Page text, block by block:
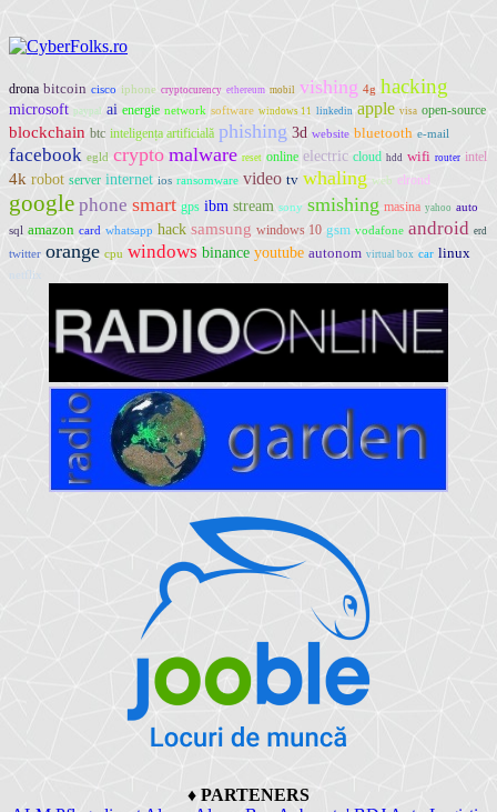
drona bitcoin cisco iphone cryptocurency ethereum mobil vishing 4g hacking
microsoft paypal ai energie network software windows 11 linkedin apple visa open-source
blockchain btc inteligența artificială phishing 3d website bluetooth e-mail
facebook egld crypto malware reset online electric cloud hdd wifi router intel
4k robot server internet ios ransomware video tv whaling web elrond
google phone smart gps ibm stream sony smishing masina yahoo auto
sql amazon card whatsapp hack samsung windows 10 gsm vodafone android erd
twitter orange cpu windows binance youtube autonom virtual box car linux
netflix
♦ PARTENERS